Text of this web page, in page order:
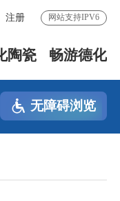
注册 网站支持IPV6
陶瓷 畅游德化
无障碍浏览